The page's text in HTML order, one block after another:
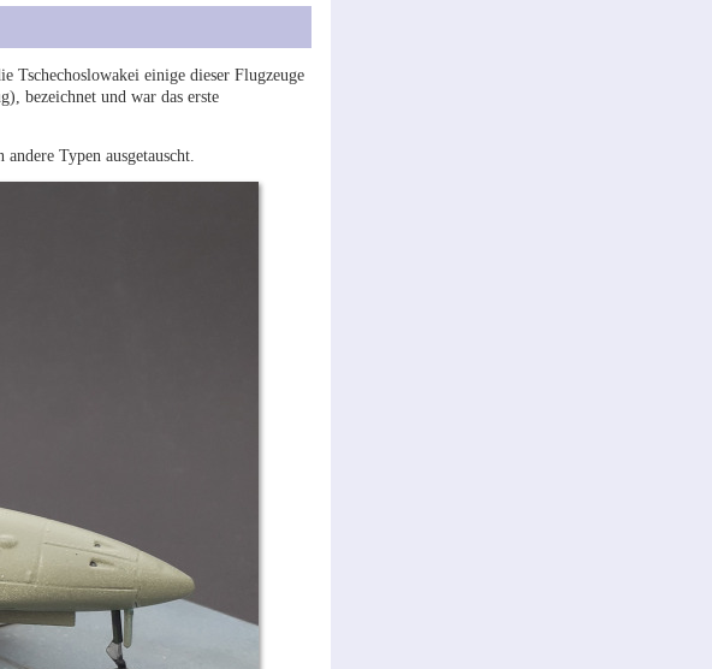
Tschechoslowakei einige dieser Flugzeuge
bezeichnet und war das erste
Typen ausgetauscht.